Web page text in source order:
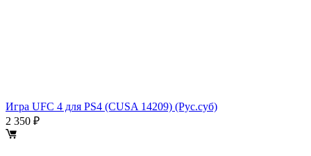
Игра UFC 4 для PS4 (CUSA 14209) (Рус.суб)
2 350 ₽